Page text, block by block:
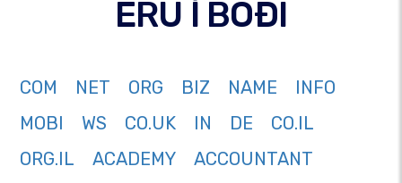
ERU Í BOÐI
COM NET ORG BIZ NAME
INFO
MOBI
WS CO.UK IN DE
CO.IL
ORG.IL
ACADEMY
ACCOUNTANT